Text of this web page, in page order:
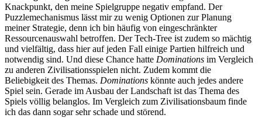
Knackpunkt, den meine Spielgruppe negativ empfand. Der
Puzzlemechanismus lässt mir zu wenig Optionen zur Planung
meiner Strategie, denn ich bin häufig von eingeschränkter
Ressourcenauswahl betroffen. Der Tech-Tree ist zudem so mächtig
und vielfältig, dass hier auf jeden Fall einige Partien hilfreich und
notwendig sind. Und diese Chance hatte Dominations im Vergleich
zu anderen Zivilisationsspielen nicht. Zudem kommt die
Beliebigkeit des Themas. Dominations könnte auch jedes andere
Spiel sein. Gerade im Ausbau der Landschaft ist das Thema des
Spiels völlig belanglos. Im Vergleich zum Zivilisationsbaum finde
ich das dann sogar sehr schade und störend.